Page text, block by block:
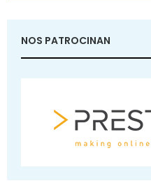
NOS PATROCINAN